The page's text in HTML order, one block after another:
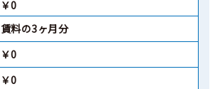
￥0
賃料の3ヶ月分
￥0
￥0